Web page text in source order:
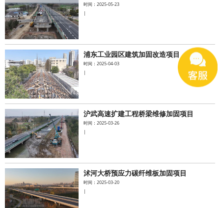
时间：2025-05-23
|
浦东工业园区建筑加固改造项目
时间：2025-04-03
|
沪武高速扩建工程桥梁维修加固项目
时间：2025-03-26
|
沭河大桥预应力碳纤维板加固项目
时间：2025-03-20
|